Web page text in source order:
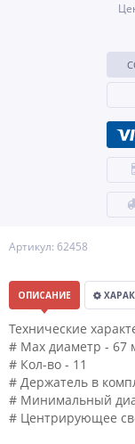
Артикул: 62458
ОПИСАНИЕ
Технические
# Мах диаметр - 67
# Кол-во - 11
# Держатель в
# Минимальный
# Центрирующее